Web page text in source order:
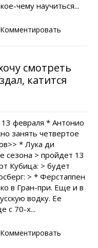
чему научиться...
смотреть
катится
февраля * Антонио
занять четвертое
* Лука ди
сезона > пройдет 13
Кубица: > будет
> * Ферстаппен
в Гран-при. Еще и в
водку. Ее
с 70-х...